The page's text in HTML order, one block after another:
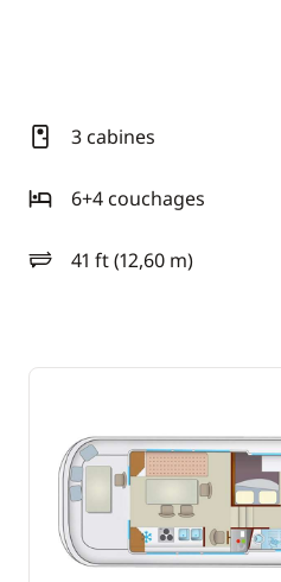
3 cabines
6+4 couchages
41 ft (12,60 m)
longueur